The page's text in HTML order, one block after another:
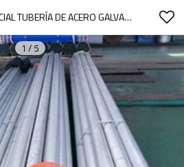
GARANTÍA COMERCIAL TUBERÍA DE ACERO GALVANIZADO / TUBO DE ACERO GALVANIZADO / TUBERÍA GALVANIZADA
1 / 5